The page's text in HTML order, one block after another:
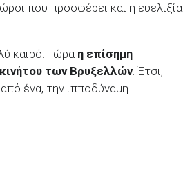
που προσφέρει και η ευελιξία
καιρό. Τώρα η επίσημη
των Βρυξελλών. Έτσι,
ένα, την ιπποδύναμη.